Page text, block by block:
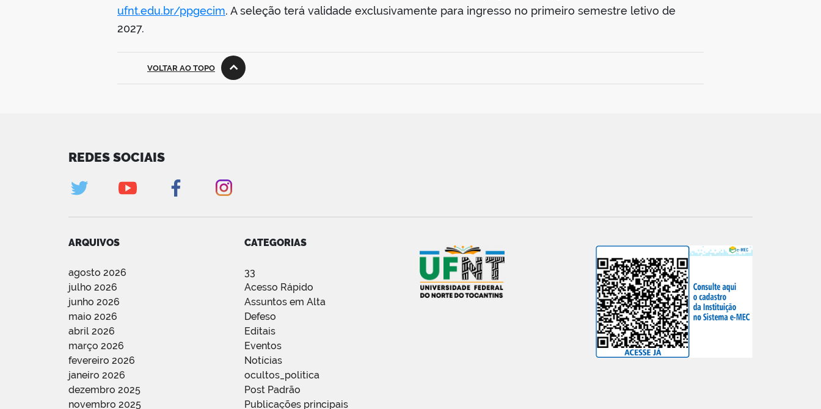
ufnt.edu.br/ppgecim. A seleção terá validade exclusivamente para ingresso no primeiro semestre letivo de
2027.
VOLTAR AO TOPO
REDES SOCIAIS
ARQUIVOS
agosto 2026
julho 2026
junho 2026
maio 2026
abril 2026
março 2026
fevereiro 2026
janeiro 2026
dezembro 2025
novembro 2025
CATEGORIAS
33
Acesso Rápido
Assuntos em Alta
Defeso
Editais
Eventos
Notícias
ocultos_politica
Post Padrão
Publicações principais